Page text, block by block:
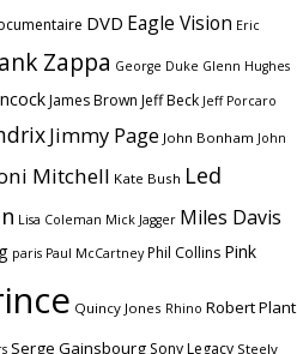
DVD Eagle Vision Eric
Zappa George Duke Glenn Hughes
James Brown Jeff Beck Jeff Porcaro
Jimmy Page John Bonham John
Mitchell Kate Bush Led
Lisa Coleman Mick Jagger Miles Davis
paris Paul McCartney Phil Collins Pink
Quincy Jones Rhino Robert Plant
Serge Gainsbourg Sony Legacy Steely